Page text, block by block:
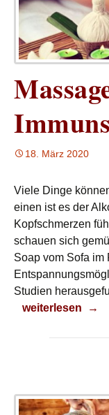
18. März 2020
Viele Dinge
einen ist es der
Kopfschmerzen
schauen sich
Soap vom Sofa im
Studien
Massagen
weiterlesen →